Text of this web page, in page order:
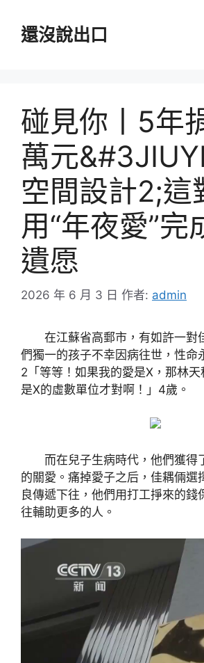
還沒說出口
碰見你丨5年
萬元
空間設計2;這
用“年夜愛”完
遺愿
2026 年 6 月 3 日 作者: admin
在江蘇省高郵市，有如許一對
們獨一的孩子不幸因病往世，性命
2「等等！如果我的愛是X，那林
是X的虛數單位才對啊！」4歲。
而在兒子生病時代，他們獲得
的關愛。痛掉愛子之后，佳耦倆選
良傳遞下往，他們用打工掙來的錢
往輔助更多的人。